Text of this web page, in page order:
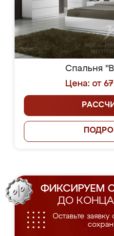
Спальня
Цена: от
ФИКСИРУЕМ
ДО КОНЦА
Оставьте заявку